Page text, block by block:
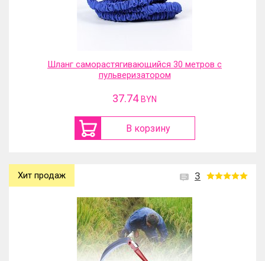
Шланг саморастягивающийся 30 метров с
пульверизатором
37.74 BYN
В корзину
3
Хит продаж